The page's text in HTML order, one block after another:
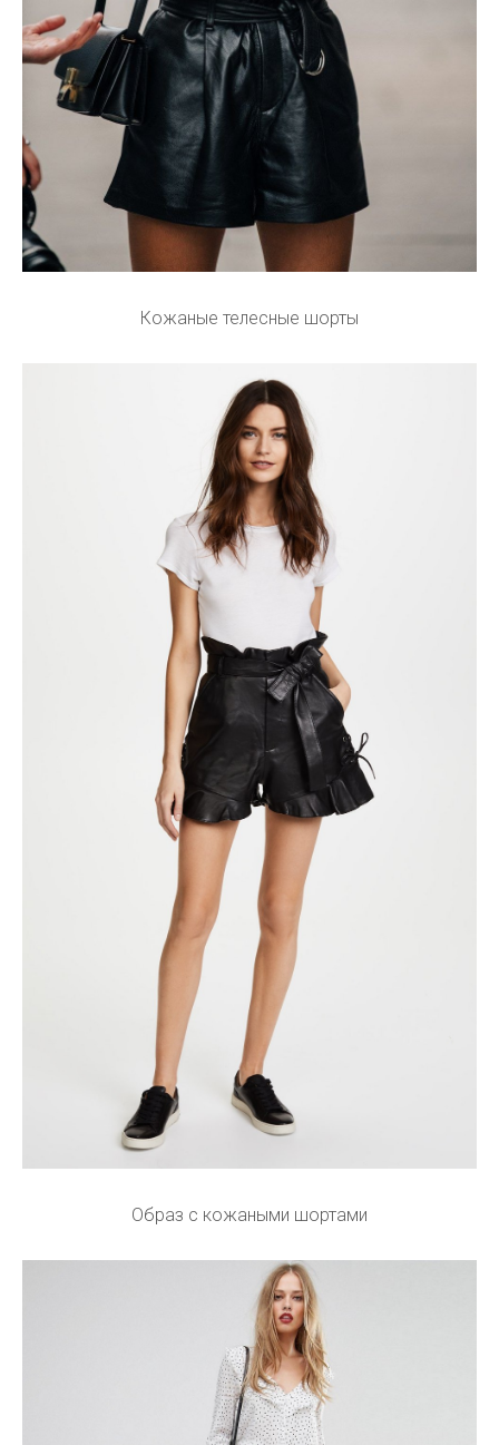
Кожаные телесные шорты
Образ с кожаными шортами